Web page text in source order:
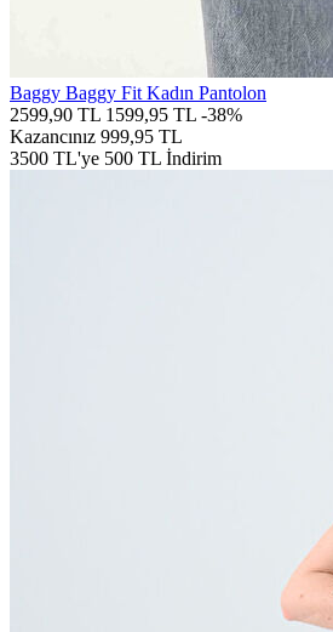
Baggy Baggy Fit Kadın Pantolon
2599,90 TL 1599,95 TL -38%
Kazancınız 999,95 TL
3500 TL'ye 500 TL İndirim